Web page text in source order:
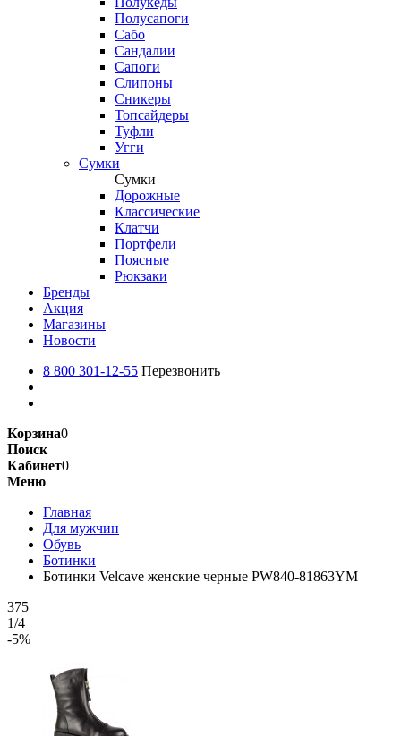
Полусапоги
Сабо
Сандалии
Сапоги
Слипоны
Сникеры
Топсайдеры
Туфли
Угги
Сумки
Сумки
Дорожные
Классические
Клатчи
Портфели
Поясные
Рюкзаки
Бренды
Акция
Магазины
Новости
8 800 301-12-55 Перезвонить
Корзина0
Поиск
Кабинет0
Меню
Главная
Для мужчин
Обувь
Ботинки
Ботинки Velcave женские черные PW840-81863YM
375
1/4
-5%